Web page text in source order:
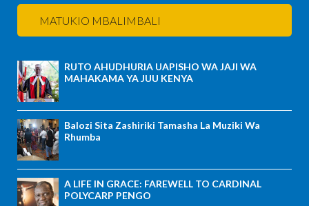
MATUKIO MBALIMBALI
RUTO AHUDHURIA UAPISHO WA JAJI WA
MAHAKAMA YA JUU KENYA
Balozi Sita Zashiriki Tamasha La Muziki Wa
Rhumba
A LIFE IN GRACE: FAREWELL TO CARDINAL
POLYCARP PENGO